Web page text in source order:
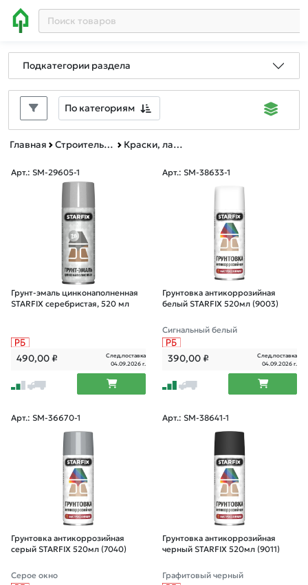
Подкатегории раздела
По категориям
Главная Строительные и отделочные материалы Краски, лаки, грунтовки аэрозольные
Арт.: SM-29605-1
Грунт-эмаль цинконаполненная
STARFIX серебристая, 520 мл
490,00₽
След.поставка
04.09.2026 г.
Арт.: SM-38633-1
Грунтовка антикоррозийная
белый STARFIX 520мл (9003)
Сигнальный белый
390,00₽
След.поставка
04.09.2026 г.
Арт.: SM-36670-1
Грунтовка антикоррозийная
серый STARFIX 520мл (7040)
Серое окно
Арт.: SM-38641-1
Грунтовка антикоррозийная
черный STARFIX 520мл (9011)
Графитовый черный